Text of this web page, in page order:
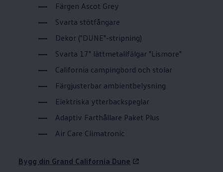
Färgen Ascot Grey
Svarta stötfångare
Dekor ("DUNE"-stripning)
Svarta 17" lättmetallfälgar "Lismore"
California campingbord och stolar
Färgjusterbar ambientbelysning
Elektriska ytterbackspeglar
Adaptiv Farthållare Paket Plus
Air Care Climatronic
Bygg din Grand California Dune